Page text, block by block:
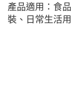
產品適用：食
裝、日常生活